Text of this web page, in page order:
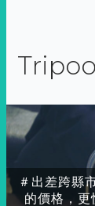
＃出差跨縣
的價格，更